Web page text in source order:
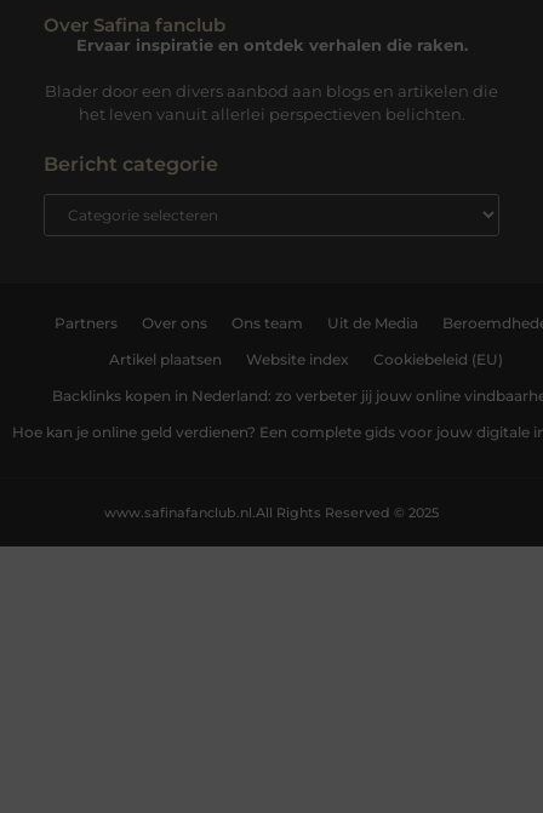
Over Safina fanclub
Ervaar inspiratie en ontdek verhalen die raken.
Blader door een divers aanbod aan blogs en artikelen die
het leven vanuit allerlei perspectieven belichten.
Bericht categorie
Partners Over ons Ons team Uit de Media
Artikel plaatsen Website index Cookiebeleid (EU)
Backlinks kopen in Nederland: zo verbeter jij jouw online
Hoe kan je online geld verdienen? Een complete gids voor jouw digitale
All Rights Reserved © 2025
www.safinafanclub.nl.